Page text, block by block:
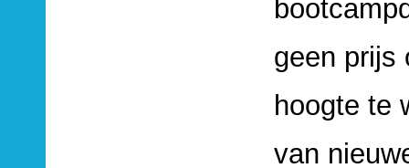
geen prijs
hoogte te
van